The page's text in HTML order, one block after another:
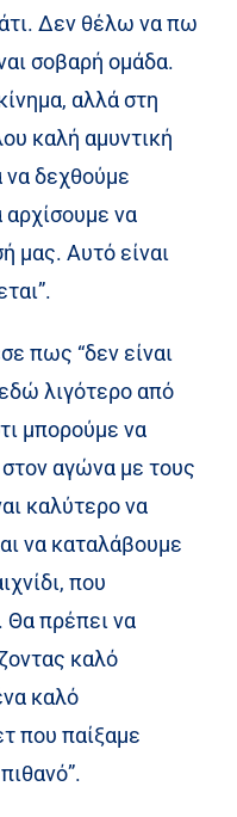
Δεν θέλω να πω
σοβαρή ομάδα.
αλλά στη
καλή αμυντική
να δεχθούμε
αρχίσουμε να
μας. Αυτό είναι
πως “δεν είναι
εδώ λιγότερο από
μπορούμε να
στον αγώνα με τους
καλύτερο να
να καταλάβουμε
που
Θα πρέπει να
καλό
καλό
που παίξαμε